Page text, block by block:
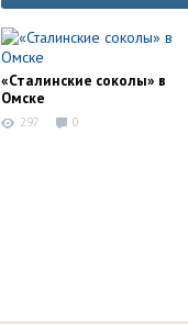
«Сталинские соколы» в
Омске
297 0